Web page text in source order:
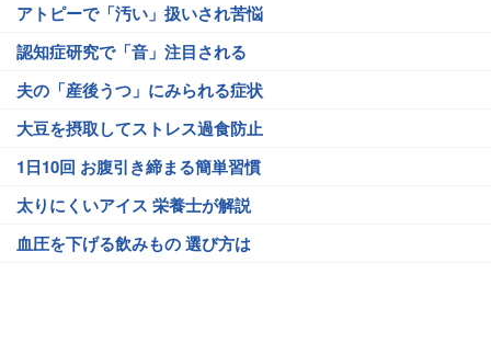
アトピーで「汚い」扱いされ苦悩
認知症研究で「音」注目される
夫の「産後うつ」にみられる症状
大豆を摂取してストレス過食防止
1日10回 お腹引き締まる簡単習慣
太りにくいアイス 栄養士が解説
血圧を下げる飲みもの 選び方は